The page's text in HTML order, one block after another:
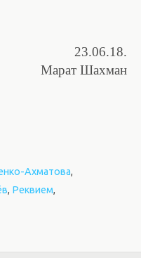
23.06.18.
Марат Шахман
Ахматова,
, Реквием,